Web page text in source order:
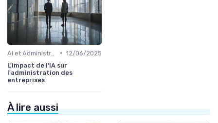
• 12/06/2025
L'impact de l'IA sur
l'administration des
entreprises
À lire aussi